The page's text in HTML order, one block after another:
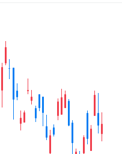
Data ranges from
Data ranges from